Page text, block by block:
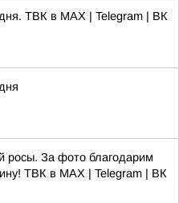
ТВК в MAX | Telegram | ВК
росы. За фото благодарим
ТВК в MAX | Telegram | ВК